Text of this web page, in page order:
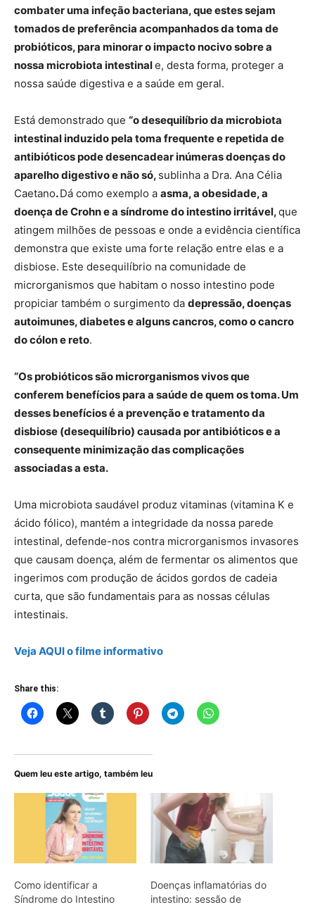
combater uma infeção bacteriana, que estes sejam
tomados de preferência acompanhados da toma de
probióticos, para minorar o impacto nocivo sobre a
nossa microbiota intestinale, desta forma, proteger a
nossa saúde digestiva e a saúde em geral.
Está demonstrado que “o desequilíbrio da microbiota
intestinal induzido pela toma frequente e repetida de
antibióticos pode desencadear inúmeras doenças do
aparelho digestivo e não só, sublinha a Dra. Ana Célia
Caetano.Dá como exemplo a asma, a obesidade, a
doença de Crohn e a síndrome do intestino irritável,que
atingem milhões de pessoas e onde a evidência científica
demonstra que existe uma forte relação entre elas e a
disbiose. Este desequilíbrio na comunidade de
microrganismos que habitam o nosso intestino pode
propiciar também o surgimento da depressão, doenças
autoimunes, diabetes e alguns cancros, como o cancro
do cólon e reto.
“Os probióticos são microrganismos vivos que
conferem benefícios para a saúde de quem os toma. Um
desses benefícios é a prevenção e tratamento da
disbiose (desequilíbrio) causada por antibióticos e a
consequente minimização das complicações
associadas a esta.
Uma microbiota saudável produz vitaminas (vitamina K e
ácido fólico), mantém a integridade da nossa parede
intestinal, defende-nos contra microrganismos invasores
que causam doença, além de fermentar os alimentos que
ingerimos com produção de ácidos gordos de cadeia
curta, que são fundamentais para as nossas células
intestinais.
Veja AQUI o filme informativo
Share this:
Quem leu este artigo, também leu
Como identificar a
Síndrome do Intestino
Doenças inflamatórias do
intestino: sessão de